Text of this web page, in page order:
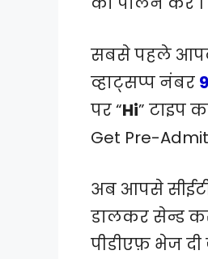
सबसे पहले
व्हाट्सप्प नंबर
पर “Hi” टाइप
Get Pre-
अब आपसे
डालकर सेन्ड
पीडीएफ़ भेज दी